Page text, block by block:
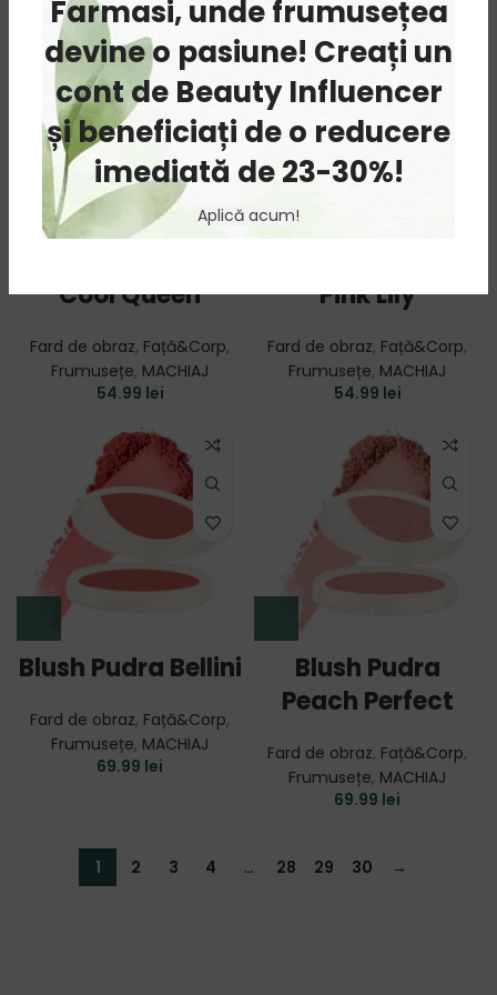
Farmasi, unde frumusețea
devine o pasiune! Creați un
cont de Beauty Influencer
și beneficiați de o reducere
imediată de 23-30%!
Aplică acum!
Cool Queen
Fard de obraz, Față&Corp,
Frumusețe, MACHIAJ
54.99 lei
Pink Lily
Fard de obraz, Față&Corp,
Frumusețe, MACHIAJ
54.99 lei
Blush Pudra Bellini
Fard de obraz, Față&Corp,
Frumusețe, MACHIAJ
69.99 lei
Blush Pudra
Peach Perfect
Fard de obraz, Față&Corp,
Frumusețe, MACHIAJ
69.99 lei
1 2 3 4 … 28 29 30 →